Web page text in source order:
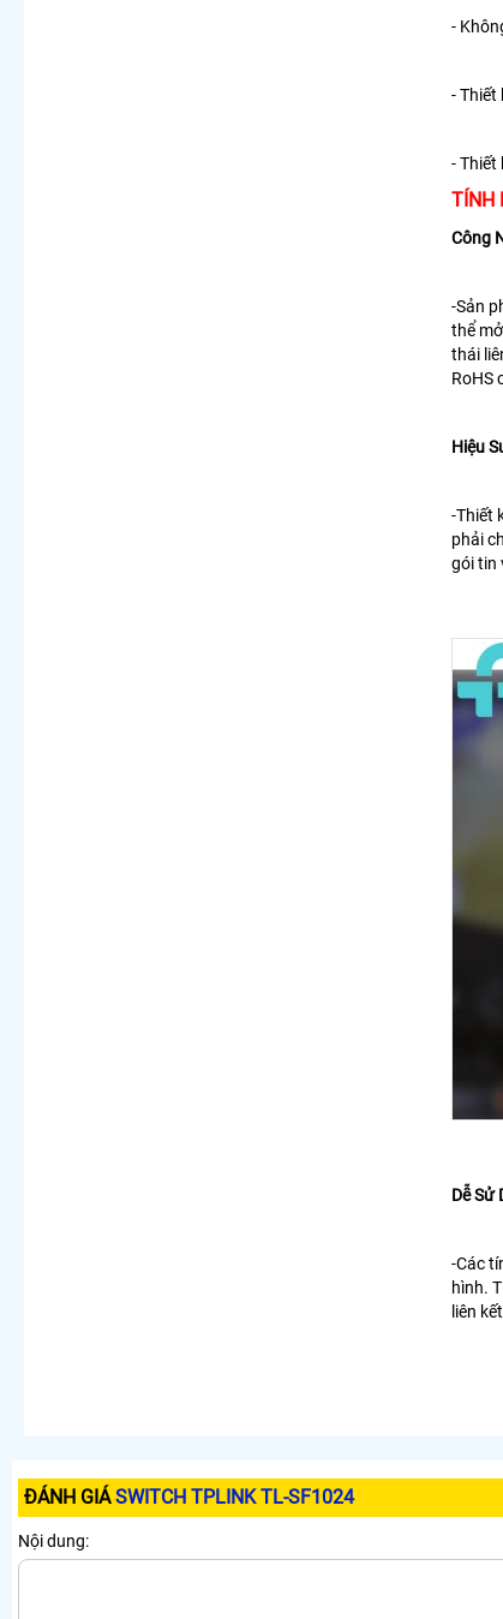
-
- Thiết
- Thiết
TÍNH
Công
-Sản
thể
thái
RoHS
Hiệu
-Thiết
phải
gói tin
Dễ Sử
-Các
hình.
liên
ĐÁNH GIÁSWITCH TPLINK TL-SF1024
Nội dung: